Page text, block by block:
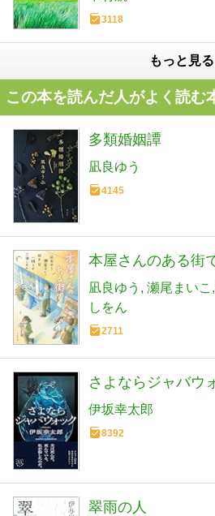
3118
もっと見る
この本を読んだ人がよく読む
多類婚姻譚
凪良ゆう
4145
本屋さんのある街
凪良ゆう 瀬尾まいこ
しをん
2711
さよならジャバウ
伊坂幸太郎
8392
翠雨の人